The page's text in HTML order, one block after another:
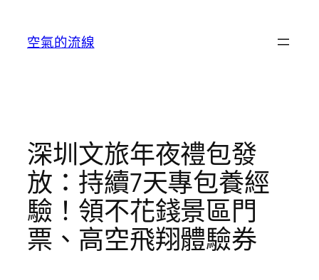
空氣的流線
深圳文旅年夜禮包發
放：持續7天專包養經
驗！領不花錢景區門
票、高空飛翔體驗券